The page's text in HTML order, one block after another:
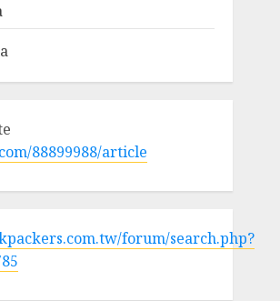
88899988/article
forum/search.php?